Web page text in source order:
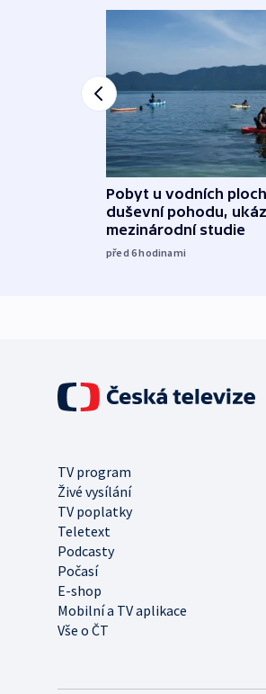
Pobyt u vodních
duševní pohodu,
mezinárodní studie
před 6hodinami
TV program
Živé vysílání
TV poplatky
Teletext
Podcasty
Počasí
E-shop
Mobilní a TV aplikace
Vše o ČT